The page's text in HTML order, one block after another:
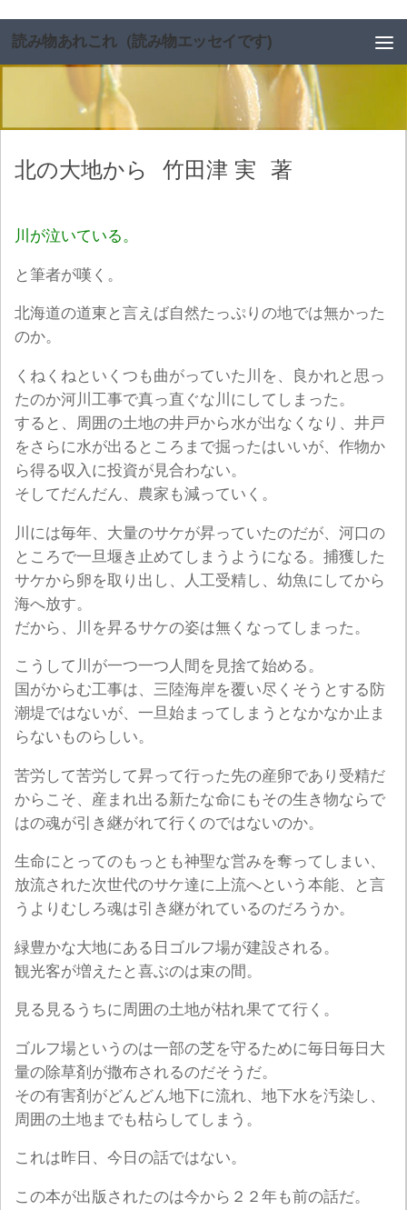
読み物あれこれ（読み物エッセイです)
北の大地から 竹田津 実 著
川が泣いている。
と筆者が嘆く。
北海道の道東と言えば自然たっぷりの地では無かった
のか。
くねくねといくつも曲がっていた川を、良かれと思っ
たのか河川工事で真っ直ぐな川にしてしまった。
すると、周囲の土地の井戸から水が出なくなり、井戸
をさらに水が出るところまで掘ったはいいが、作物か
ら得る収入に投資が見合わない。
そしてだんだん、農家も減っていく。
川には毎年、大量のサケが昇っていたのだが、河口の
ところで一旦堰き止めてしまうようになる。捕獲した
サケから卵を取り出し、人工受精し、幼魚にしてから
海へ放す。
だから、川を昇るサケの姿は無くなってしまった。
こうして川が一つ一つ人間を見捨て始める。
国がからむ工事は、三陸海岸を覆い尽くそうとする防
潮堤ではないが、一旦始まってしまうとなかなか止ま
らないものらしい。
苦労して苦労して昇って行った先の産卵であり受精だ
からこそ、産まれ出る新たな命にもその生き物ならで
はの魂が引き継がれて行くのではないのか。
生命にとってのもっとも神聖な営みを奪ってしまい、
放流された次世代のサケ達に上流へという本能、と言
うよりむしろ魂は引き継がれているのだろうか。
緑豊かな大地にある日ゴルフ場が建設される。
観光客が増えたと喜ぶのは束の間。
見る見るうちに周囲の土地が枯れ果てて行く。
ゴルフ場というのは一部の芝を守るために毎日毎日大
量の除草剤が撒布されるのだそうだ。
その有害剤がどんどん地下に流れ、地下水を汚染し、
周囲の土地までも枯らしてしまう。
これは昨日、今日の話ではない。
この本が出版されたのは今から２２年も前の話だ。